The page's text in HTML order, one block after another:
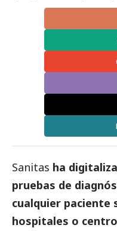
Sanitas ha
pruebas de
cualquier paciente
hospitales o